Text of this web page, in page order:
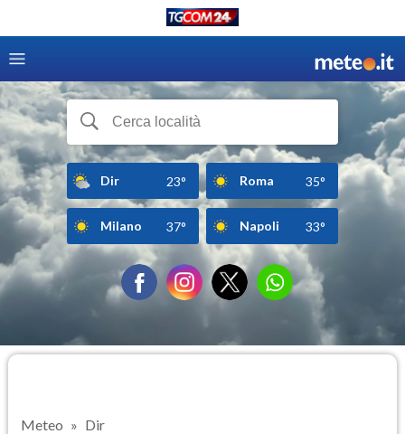
Dir 23° Roma 35°
Milano 37° Napoli 33°
Meteo Dir